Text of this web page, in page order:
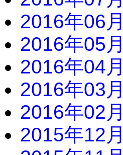
2016年06月
2016年05月
2016年04月
2016年03月
2016年02月
2015年12月